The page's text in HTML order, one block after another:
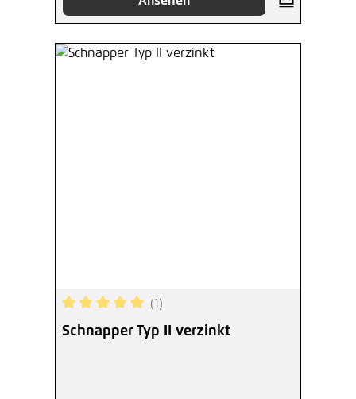
Durchschnittliche Bewertung von 5 von 5
(1)
Schnapper Typ II verzinkt